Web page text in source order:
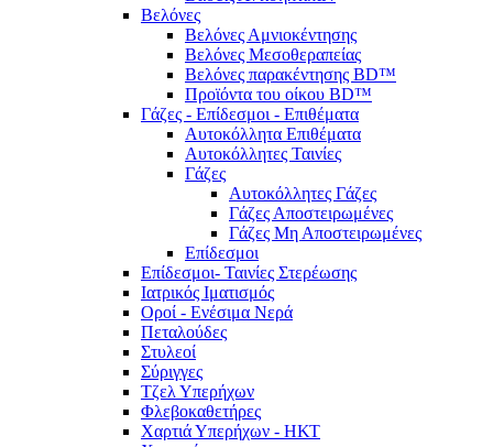
Βελόνες
Βελόνες Αμνιοκέντησης
Βελόνες Μεσοθεραπείας
Βελόνες παρακέντησης BD™
Προϊόντα του οίκου BD™
Γάζες - Επίδεσμοι - Επιθέματα
Αυτοκόλλητα Επιθέματα
Αυτοκόλλητες Ταινίες
Γάζες
Αυτοκόλλητες Γάζες
Γάζες Αποστειρωμένες
Γάζες Μη Αποστειρωμένες
Επίδεσμοι
Επίδεσμοι- Ταινίες Στερέωσης
Ιατρικός Ιματισμός
Οροί - Ενέσιμα Νερά
Πεταλούδες
Στυλεοί
Σύριγγες
Τζελ Υπερήχων
Φλεβοκαθετήρες
Χαρτιά Υπερήχων - ΗΚΤ